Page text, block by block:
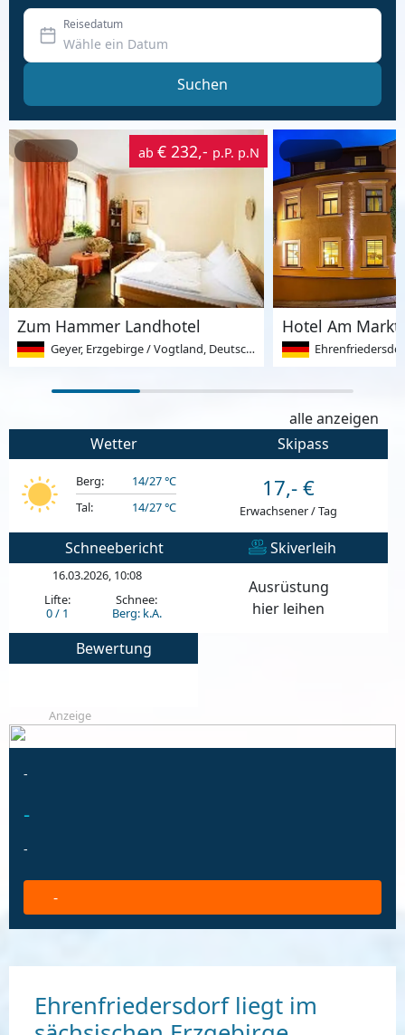
Reisedatum
Suchen
ab € 232,- p.P. p.N
Zum Hammer Landhotel
Geyer, Erzgebirge / Vogtland, Deutschland
Hotel Am Markt
Ehrenfriedersdorf,
alle anzeigen
Wetter
Berg:
14/27 °C
Tal:
14/27 °C
Skipass
17,- €
Erwachsener / Tag
Schneebericht
16.03.2026, 10:08
Lifte:
0 / 1
Schnee:
Berg: k.A.
Skiverleih
Ausrüstung
hier leihen
Bewertung
Anzeige
-
-
-
-
Ehrenfriedersdorf liegt im